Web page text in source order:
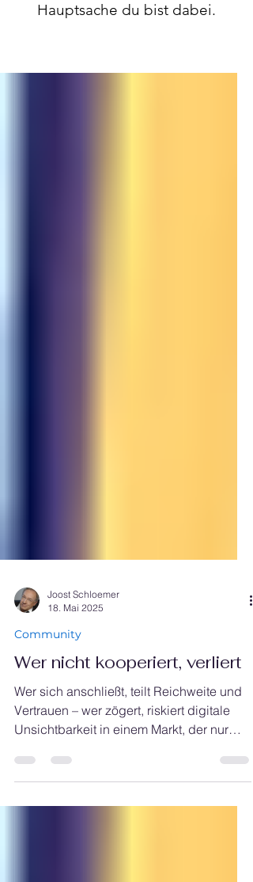
Hauptsache du bist dabei.
Joost Schloemer
18. Mai 2025
Community
Wer nicht kooperiert, verliert
Wer sich anschließt, teilt Reichweite und
Unsichtbarkeit in einem Markt, der nur
noch Platz für vernetzte Ökosysteme lässt.